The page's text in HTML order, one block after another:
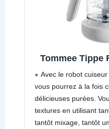
Tommee Tippe
Avec le robot
vous pourrez à la fois
délicieuses purées.
textures en utilisant
tantôt mixage, tantôt